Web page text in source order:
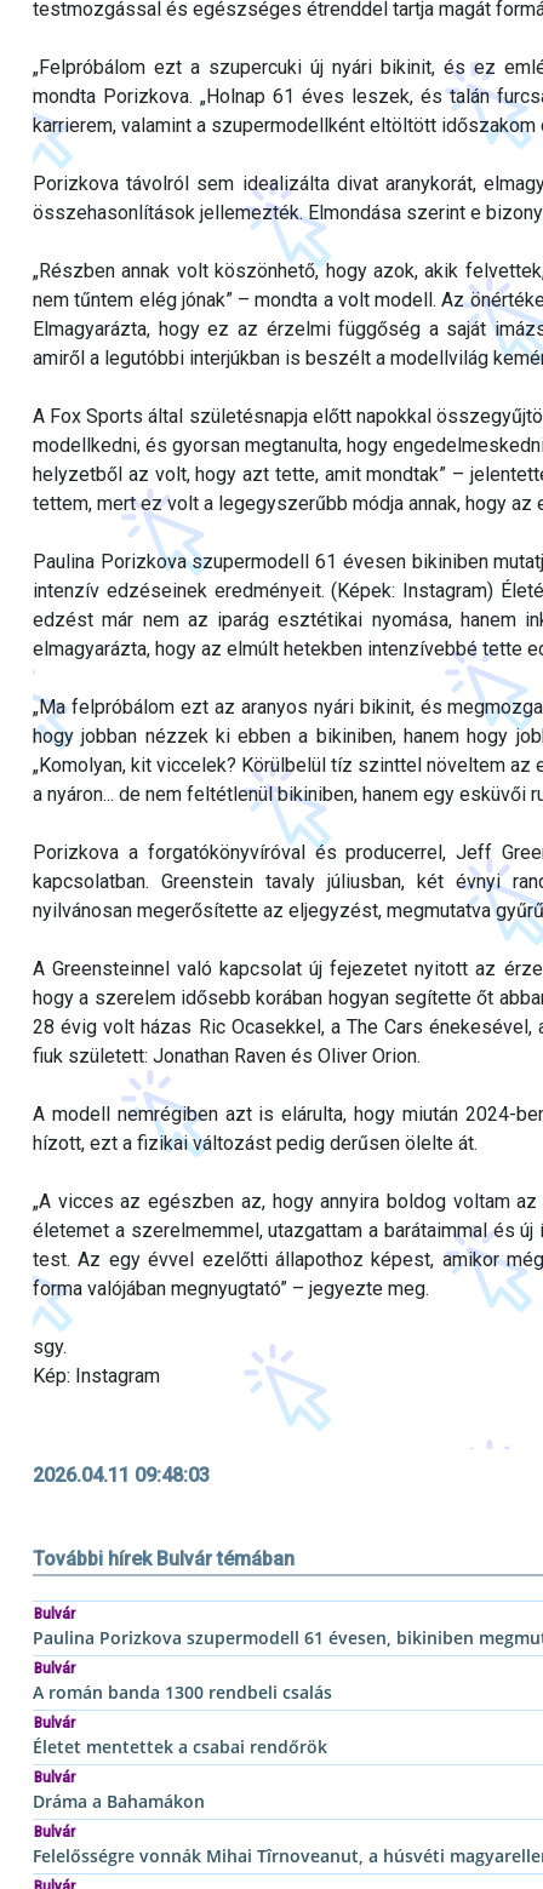
testmozgással és egészséges étrenddel tartja magát
„Felpróbálom ezt a szupercuki új nyári bikinit, és ez
mondta Porizkova. „Holnap 61 éves leszek, és talán
karrierem, valamint a szupermodellként eltöltött időszakom
Porizkova távolról sem idealizálta divat aranykorát,
összehasonlítások jellemezték. Elmondása szerint e
„Részben annak volt köszönhető, hogy azok, akik
nem tűntem elég jónak” – mondta a volt modell. Az
Elmagyarázta, hogy ez az érzelmi függőség a saját
amiről a legutóbbi interjúkban is beszélt a modellvilág
A Fox Sports által születésnapja előtt napokkal
modellkedni, és gyorsan megtanulta, hogy
helyzetből az volt, hogy azt tette, amit mondtak” –
tettem, mert ez volt a legegyszerűbb módja annak, hogy az
Paulina Porizkova szupermodell 61 évesen bikiniben
intenzív edzéseinek eredményeit. (Képek: Instagram)
edzést már nem az iparág esztétikai nyomása, hanem
elmagyarázta, hogy az elmúlt hetekben intenzívebbé tette
„Ma felpróbálom ezt az aranyos nyári bikinit, és
hogy jobban nézzek ki ebben a bikiniben, hanem hogy
„Komolyan, kit viccelek? Körülbelül tíz szinttel növeltem
a nyáron... de nem feltétlenül bikiniben, hanem egy esküvői
Porizkova a forgatókönyvíróval és producerrel, Jeff
kapcsolatban. Greenstein tavaly júliusban, két évnyi
nyilvánosan megerősítette az eljegyzést, megmutatva
A Greensteinnel való kapcsolat új fejezetet nyitott az
hogy a szerelem idősebb korában hogyan segítette őt
28 évig volt házas Ric Ocasekkel, a The Cars
fiuk született: Jonathan Raven és Oliver Orion.
A modell nemrégiben azt is elárulta, hogy miután 2024-
hízott, ezt a fizikai változást pedig derűsen ölelte át.
„A vicces az egészben az, hogy annyira boldog voltam
életemet a szerelmemmel, utazgattam a barátaimmal és
test. Az egy évvel ezelőtti állapothoz képest, amikor
forma valójában megnyugtató” – jegyezte meg.
sgy.
Kép: Instagram
2026.04.11 09:48:03
További hírek Bulvár témában
Bulvár
Paulina Porizkova szupermodell 61 évesen, bikiniben
Bulvár
A román banda 1300 rendbeli csalás
Bulvár
Életet mentettek a csabai rendőrök
Bulvár
Dráma a Bahamákon
Bulvár
Felelősségre vonnák Mihai Tîrnoveanut, a húsvéti